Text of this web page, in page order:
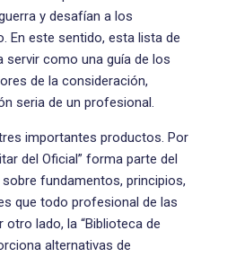
y desafían a los
En este sentido, esta lista de
servir como una guía de los
de la consideración,
seria de un profesional.
importantes productos. Por
del Oficial” forma parte del
fundamentos, principios,
que todo profesional de las
lado, la “Biblioteca de
alternativas de